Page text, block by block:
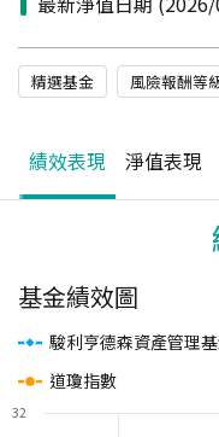
精選基金 風險報酬等
績效表現 淨值表現
基金績效圖
駿利亨德森資產管理
道瓊指數
32